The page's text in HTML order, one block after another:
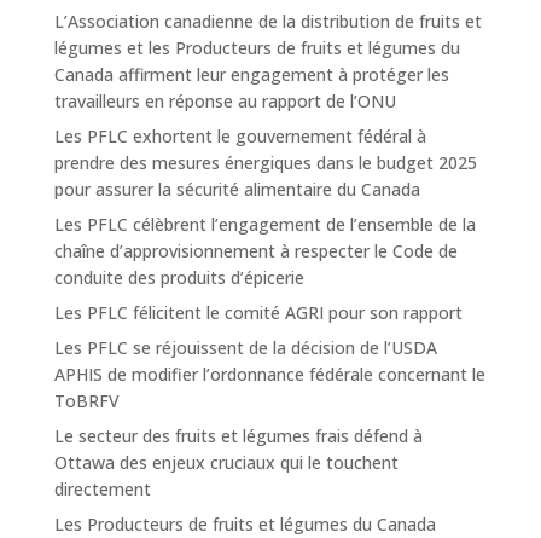
L’Association canadienne de la distribution de fruits et
légumes et les Producteurs de fruits et légumes du
Canada affirment leur engagement à protéger les
travailleurs en réponse au rapport de l’ONU
Les PFLC exhortent le gouvernement fédéral à
prendre des mesures énergiques dans le budget 2025
pour assurer la sécurité alimentaire du Canada
Les PFLC célèbrent l’engagement de l’ensemble de la
chaîne d’approvisionnement à respecter le Code de
conduite des produits d’épicerie
Les PFLC félicitent le comité AGRI pour son rapport
Les PFLC se réjouissent de la décision de l’USDA
APHIS de modifier l’ordonnance fédérale concernant le
ToBRFV
Le secteur des fruits et légumes frais défend à
Ottawa des enjeux cruciaux qui le touchent
directement
Les Producteurs de fruits et légumes du Canada